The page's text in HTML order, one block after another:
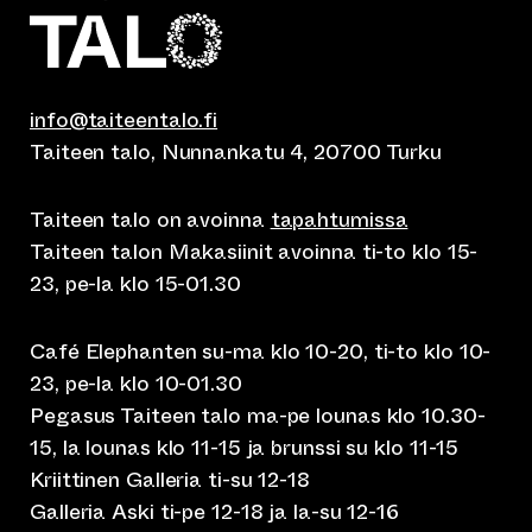
info@taiteentalo.fi
Taiteen talo, Nunnankatu 4, 20700 Turku
Taiteen talo on avoinna tapahtumissa
Taiteen talon Makasiinit avoinna ti-to klo 15-
23, pe-la klo 15-01.30
Café Elephanten su-ma klo 10-20, ti-to klo 10-
23, pe-la klo 10-01.30
Pegasus Taiteen talo ma-pe lounas klo 10.30-
15, la lounas klo 11-15 ja brunssi su klo 11-15
Kriittinen Galleria ti-su 12-18
Galleria Aski ti-pe 12-18 ja la-su 12-16